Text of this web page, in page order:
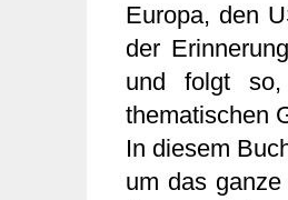
Europa, den
der
und folgt
thematischen
In diesem
um das